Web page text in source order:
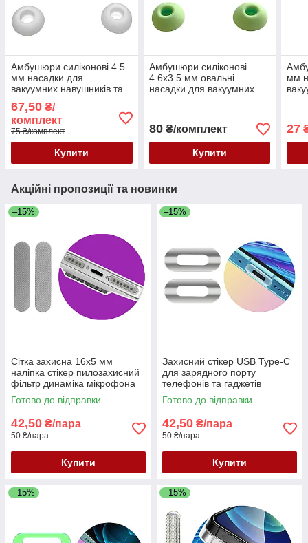
Амбушюри силіконові 4.5
мм насадки для
вакуумних навушників та
гарнітур 3 пари розмір
S/M/L білі
67,50 ₴/
комплект
75 ₴/комплект
Купити
Амбушюри силіконові
4.6x3.5 мм овальні
насадки для вакуумних
80₴/комплект
Купити
мм
27
Акційні пропозиції та новинки
–15%
Сітка захисна 16x5 мм
наліпка стікер пилозахисний
фільтр динаміка мікрофона
для телефонів планшетів
срібляста
Готово до відправки
42,50 ₴/пара
50 ₴/пара
Купити
–15%
Захисний стікер USB Type-C
для зарядного порту
телефонів та гаджетів
наклейка ПВХ від подряпин
прозора матова
Готово до відправки
42,50 ₴/пара
50 ₴/пара
Купити
–15% –15%